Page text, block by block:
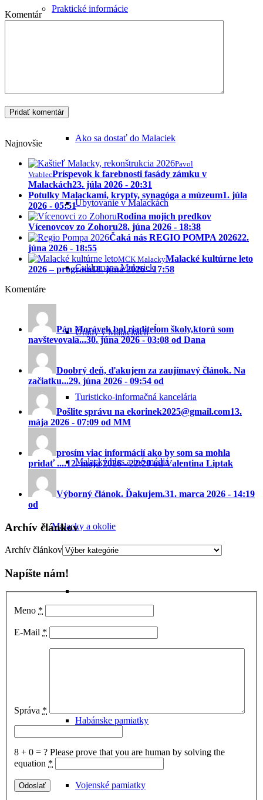
Praktické informácie
Ako sa dostať do Malaciek
Ubytovanie v Malackách
Cyklomapa Malaciek
Úrady v Malackách
Turisticko-informačná kancelária
Malacký hlas a iné médiá
Malacky a okolie
Habánske pamiatky
Vojenské pamiatky
Komentár
Najnovšie
Pavol
VrablecPríspevok k farebnosti fasády zámku v
Malackách23. júla 2026 - 20:31
Potulky Malackami, krypty, synagóga a múzeum1. júla
2026 - 05:51
Rodina mojich predkov
Vícenovcov zo Zohoru28. júna 2026 - 18:38
Čaká nás REGIO POMPA 202622.
júna 2026 - 18:55
MCK MalackyMalacké kultúrne leto
2026 – program18. júna 2026 - 17:58
Komentáre
Pán Morávek bol riaditeĺom školy,ktorú som
navštevovala...30. júna 2026 - 03:08 od Dana
Doobrý deň, ďakujem za zaujímavý článok. Na
začiatku...29. júna 2026 - 09:54 od
Pošlite správu na ekorinek2025@gmail.com13.
mája 2026 - 07:09 od MM
prosím viac informácií ako by som sa mohla
pridať ....12. mája 2026 - 22:20 od Valentina Liptak
Výborný článok. Ďakujem.31. marca 2026 - 14:19
od
Archív článkov
Archív článkov
Napíšte nám!
Meno *
E-Mail *
Správa *
8 + 0 = ? Please prove that you are human by solving the
equation *